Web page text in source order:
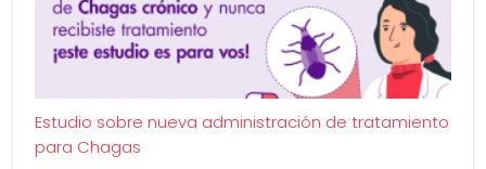
Estudio sobre nueva administración de tratamiento
para Chagas